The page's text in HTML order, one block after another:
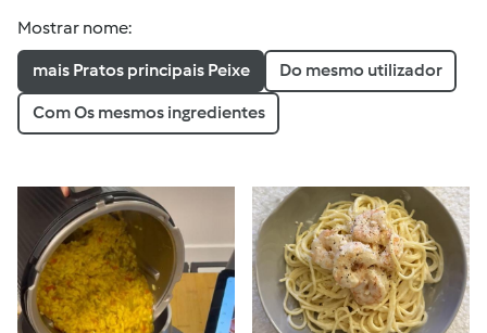
Mostrar nome:
mais Pratos principais Peixe Do mesmo utilizador
Com Os mesmos ingredientes